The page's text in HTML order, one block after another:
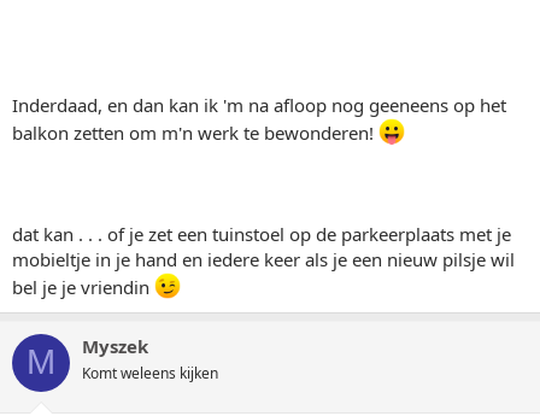
Inderdaad, en dan kan ik 'm na afloop nog geeneens op het
balkon zetten om m'n werk te bewonderen!
dat kan . . . of je zet een tuinstoel op de parkeerplaats met je
mobieltje in je hand en iedere keer als je een nieuw pilsje wil
bel je je vriendin
M Myszek
Komt weleens kijken